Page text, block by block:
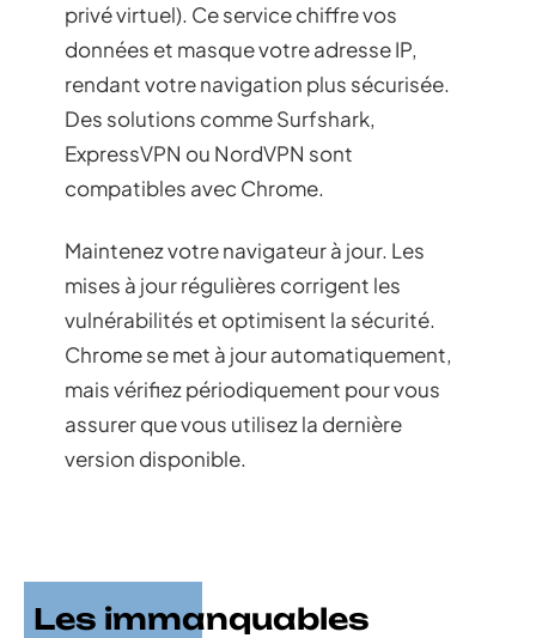
privé virtuel). Ce service chiffre vos
données et masque votre adresse IP,
rendant votre navigation plus sécurisée.
Des solutions comme Surfshark,
ExpressVPN ou NordVPN sont
compatibles avec Chrome.
Maintenez votre navigateur à jour. Les
mises à jour régulières corrigent les
vulnérabilités et optimisent la sécurité.
Chrome se met à jour automatiquement,
mais vérifiez périodiquement pour vous
assurer que vous utilisez la dernière
version disponible.
Les immanquables